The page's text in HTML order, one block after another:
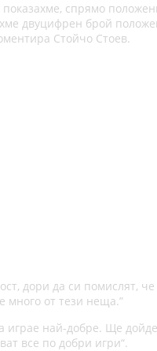
спрямо
двуцифрен брой
Стойчо Стоев.
дори да си помислят,
много от тези неща.”
играе най-добре. Ще
все по добри игри“.